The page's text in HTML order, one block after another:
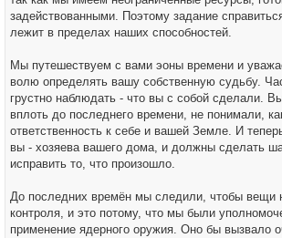
задействованными. Поэтому задание
лежит в пределах наших способностей.
Мы путешествуем с вами эоны времени и
волю определять вашу собственную судьбу.
грустно наблюдать - что вы с собой сделали.
вплоть до последнего времени, не понимали,
ответственность к себе и вашей Земле. И
вы - хозяева вашего дома, и должны сделать
исправить то, что произошло.
До последних времён мы следили, чтобы вещи
контроля, и это потому, что мы были
применение ядерного оружия. Оно бы вызвало